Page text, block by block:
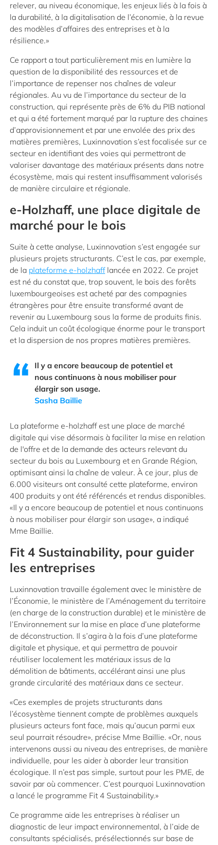
relever, au niveau économique, les enjeux liés à la fois à
la durabilité, à la digitalisation de l’économie, à la revue
des modèles d’affaires des entreprises et à la
résilience.»
Ce rapport a tout particulièrement mis en lumière la
question de la disponibilité des ressources et de
l’importance de repenser nos chaînes de valeur
régionales. Au vu de l’importance du secteur de la
construction, qui représente près de 6% du PIB national
et qui a été fortement marqué par la rupture des chaines
d’approvisionnement et par une envolée des prix des
matières premières, Luxinnovation s’est focalisée sur ce
secteur en identifiant des voies qui permettront de
valoriser davantage des matériaux présents dans notre
écosystème, mais qui restent insuffisamment valorisés
de manière circulaire et régionale.
e-Holzhaff, une place digitale de
marché pour le bois
Suite à cette analyse, Luxinnovation s’est engagée sur
plusieurs projets structurants. C’est le cas, par exemple,
de la plateforme e-holzhafflancée en 2022. Ce projet
est né du constat que, trop souvent, le bois des forêts
luxembourgeoises est acheté par des compagnies
étrangères pour être ensuite transformé avant de
revenir au Luxembourg sous la forme de produits finis.
Cela induit un coût écologique énorme pour le transport
et la dispersion de nos propres matières premières.
Il y a encore beaucoup de potentiel et
nous continuons à nous mobiliser pour
élargir son usage.
Sasha Baillie
La plateforme e-holzhaff est une place de marché
digitale qui vise désormais à faciliter la mise en relation
de l'offre et de la demande des acteurs relevant du
secteur du bois au Luxembourg et en Grande Région,
optimisant ainsi la chaîne de valeur. À ce jour, plus de
6.000 visiteurs ont consulté cette plateforme, environ
400 produits y ont été référencés et rendus disponibles.
«Il y a encore beaucoup de potentiel et nous continuons
à nous mobiliser pour élargir son usage», a indiqué
Mme Baillie.
Fit 4 Sustainability, pour guider
les entreprises
Luxinnovation travaille également avec le ministère de
l’Économie, le ministère de l’Aménagement du territoire
(en charge de la construction durable) et le ministère de
l’Environnement sur la mise en place d’une plateforme
de déconstruction. Il s’agira à la fois d’une plateforme
digitale et physique, et qui permettra de pouvoir
réutiliser localement les matériaux issus de la
démolition de bâtiments, accélérant ainsi une plus
grande circularité des matériaux dans ce secteur.
«Ces exemples de projets structurants dans
l’écosystème tiennent compte de problèmes auxquels
plusieurs acteurs font face, mais qu’aucun parmi eux
seul pourrait résoudre», précise Mme Baillie. «Or, nous
intervenons aussi au niveau des entreprises, de manière
individuelle, pour les aider à aborder leur transition
écologique. Il n’est pas simple, surtout pour les PME, de
savoir par où commencer. C’est pourquoi Luxinnovation
a lancé le programme Fit 4 Sustainability.»
Ce programme aide les entreprises à réaliser un
diagnostic de leur impact environnemental, à l’aide de
consultants spécialisés, présélectionnés sur base de